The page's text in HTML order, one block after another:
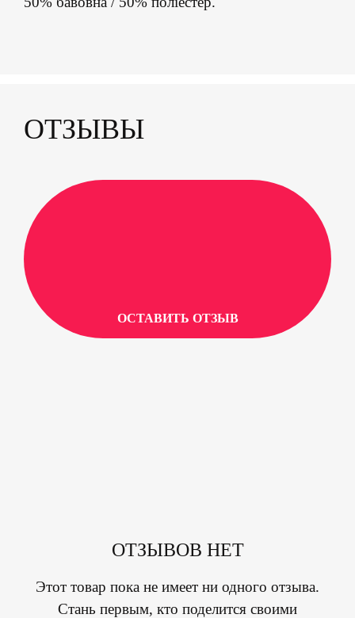
ОТЗЫВЫ
ОСТАВИТЬ ОТЗЫВ
ОТЗЫВОВ НЕТ
Этот товар пока не имеет ни одного отзыва.
Стань первым, кто поделится своими